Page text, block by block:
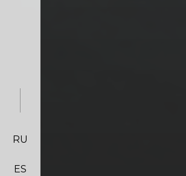
RU
ES